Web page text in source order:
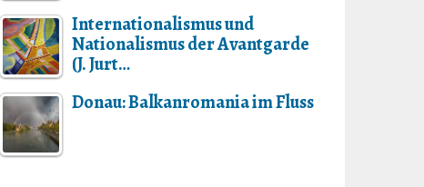
Internationalismus und
Nationalismus der Avantgarde
(J. Jurt…
Donau: Balkanromania im Fluss